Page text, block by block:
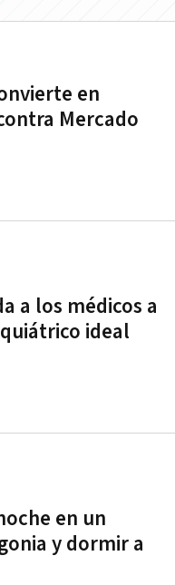
en
Mercado
a los médicos a
ideal
en un
y dormir a